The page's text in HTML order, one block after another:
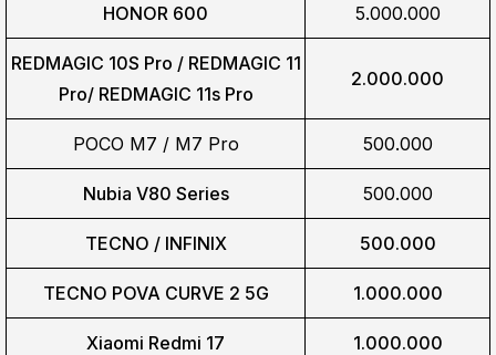
HONOR 600 5.000.000
REDMAGIC 10S Pro / REDMAGIC 11
Pro/ REDMAGIC 11s Pro
2.000.000
POCO M7 / M7 Pro 500.000
Nubia V80 Series 500.000
TECNO / INFINIX 500.000
TECNO POVA CURVE 2 5G 1.000.000
Xiaomi Redmi 17 1.000.000